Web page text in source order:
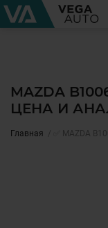
MAZDA
ЦЕНА И
Главная ✅ MAZDA